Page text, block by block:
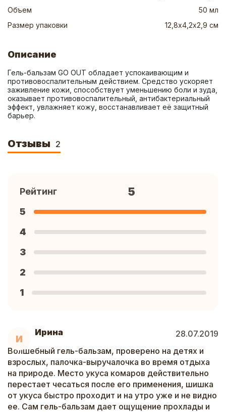
Объем
50 мл
Размер упаковки
12,8х4,2х2,9 см
Описание
Гель-бальзам GO OUT обладает успокаивающим и
противовоспалительным действием. Средство ускоряет
заживление кожи, способствует уменьшению боли и зуда,
оказывает противовоспалительный, антибактериальный
эффект, увлажняет кожу, восстанавливает её защитный
барьер.
Отзывы 2
И
Ирина
28.07.2019
Волшебный гель-бальзам, проверено на детях и
взрослых, палочка-выручалочка во время отдыха
на природе. Место укуса комаров действительно
перестает чесаться после его применения, шишка
от укуса быстро проходит и на утро уже и не видно
ее. Сам гель-бальзам дает ощущение прохлады и
Рейтинг 5
5
4
3
2
1